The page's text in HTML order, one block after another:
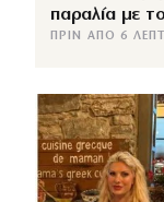
παραλία με
ΠΡΙΝ ΑΠΌ 6